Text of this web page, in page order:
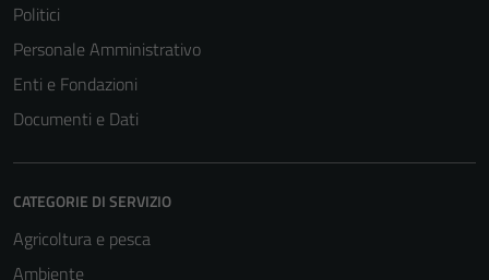
Politici
Personale Amministrativo
Enti e Fondazioni
Documenti e Dati
CATEGORIE DI SERVIZIO
Agricoltura e pesca
Ambiente